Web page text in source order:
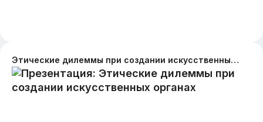
Этические дилеммы при создании искусственных органах